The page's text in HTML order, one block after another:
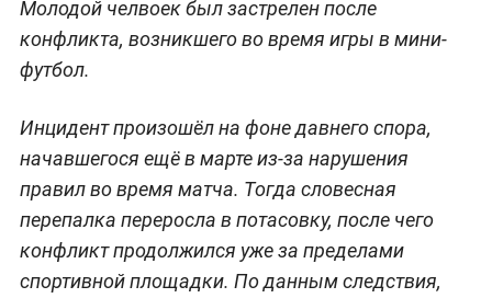
Молодой челвоек был застрелен после
конфликта, возникшего во время игры в мини-
футбол.
Инцидент произошёл на фоне давнего спора,
начавшегося ещё в марте из-за нарушения
правил во время матча. Тогда словесная
перепалка переросла в потасовку, после чего
конфликт продолжился уже за пределами
спортивной площадки. По данным следствия,